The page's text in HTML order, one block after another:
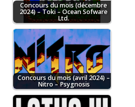
Concours du mois (décembre
2024) – Toki – Ocean Sofware
Ltd.
Concours du mois (avril 2024) –
Nitro – Psygnosis